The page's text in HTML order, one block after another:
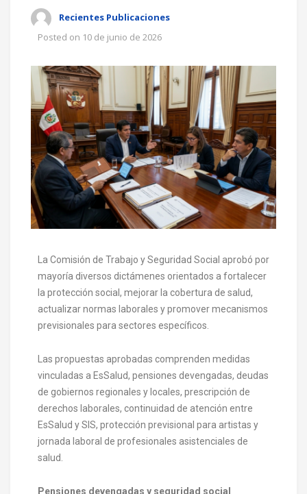
Recientes Publicaciones
Posted on 10 de junio de 2026
La Comisión de Trabajo y Seguridad Social aprobó por
mayoría diversos dictámenes orientados a fortalecer
la protección social, mejorar la cobertura de salud,
actualizar normas laborales y promover mecanismos
previsionales para sectores específicos.
Las propuestas aprobadas comprenden medidas
vinculadas a EsSalud, pensiones devengadas, deudas
de gobiernos regionales y locales, prescripción de
derechos laborales, continuidad de atención entre
EsSalud y SIS, protección previsional para artistas y
jornada laboral de profesionales asistenciales de
salud.
Pensiones devengadas y seguridad social